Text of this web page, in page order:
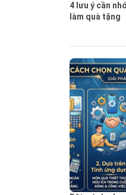
4 lưu ý cần
làm quà tặng